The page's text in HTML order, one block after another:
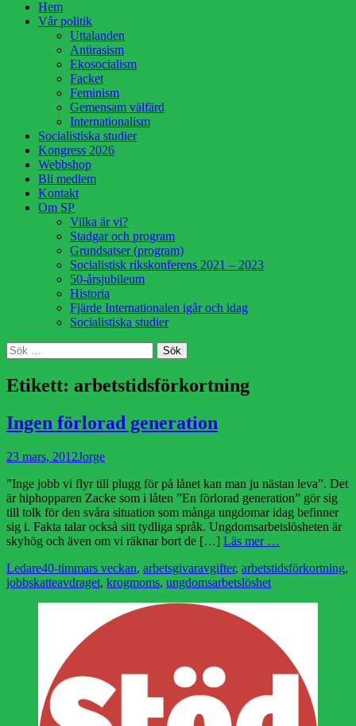
HoppaHem
Vår politik
Uttalanden
Antirasism
Ekosocialism
Facket
Feminism
Gemensam välfärd
Internationalism
Socialistiska studier
Kongress 2026
Webbshop
Bli medlem
Kontakt
Om SP
Vilka är vi?
Stadgar och program
Grundsatser (program)
Socialistisk rikskonferens 2021 – 2023
50-årsjubileum
Historia
Fjärde Internationalen igår och idag
Socialistiska studier
Sök
Sök
efter:
Etikett: arbetstidsförkortning
Ingen förlorad generation
Publicerad
23 mars, 2012Författare
Jorge
”Inge jobb vi flyr till plugg för på lånet kan man ju nästan leva”. Det
är hiphopparen Zacke som i låten ”En förlorad generation” gör sig
till tolk för den svåra situation som många ungdomar idag befinner
sig i. Fakta talar också sitt tydliga språk. Ungdomsarbetslösheten är
skyhög och även om vi räknar bort de […] Läs mer …
Kategorier
LedareEtiketter
40-timmars veckan, arbetsgivaravgifter, arbetstidsförkortning,
jobbskatteavdraget, krogmoms, ungdomsarbetslöshet